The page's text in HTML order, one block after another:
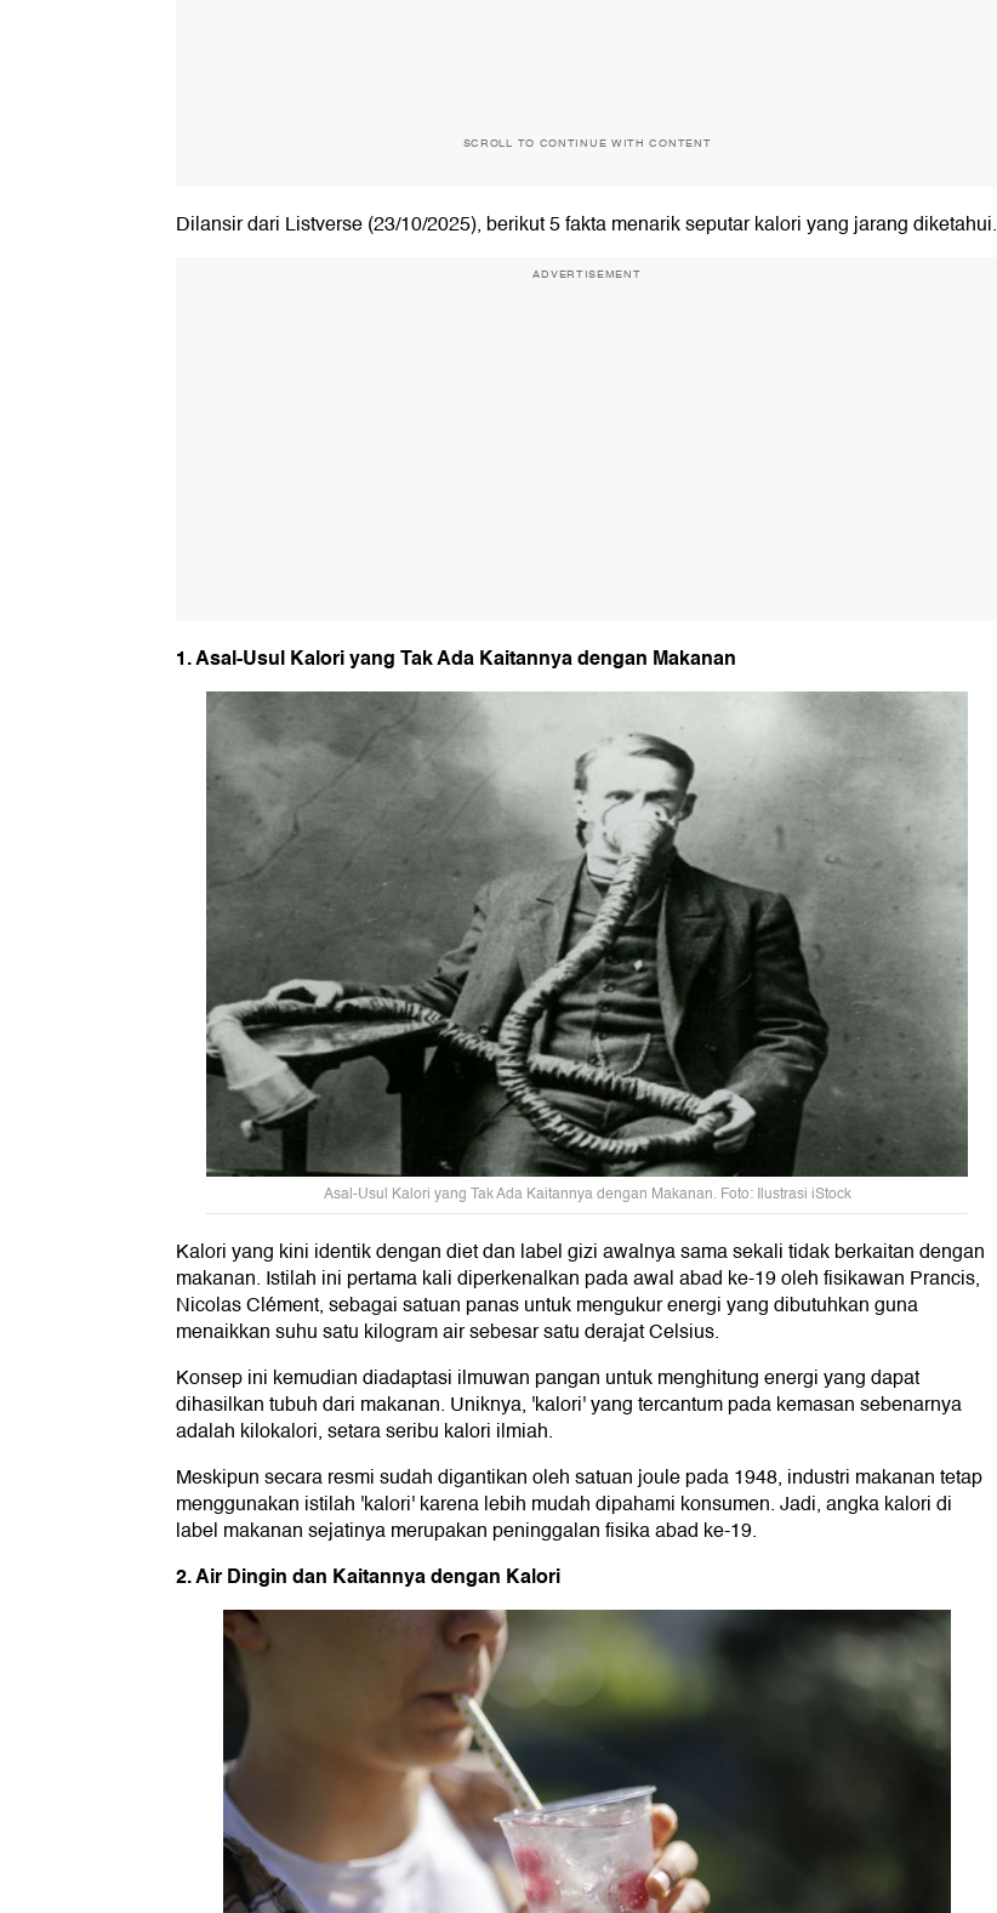
SCROLL TO CONTINUE WITH CONTENT
Dilansir dari Listverse (23/10/2025), berikut 5 fakta menarik seputar kalori yang jarang diketahui.
ADVERTISEMENT
1. Asal-Usul Kalori yang Tak Ada Kaitannya dengan Makanan
Asal-Usul Kalori yang Tak Ada Kaitannya dengan Makanan. Foto: Ilustrasi iStock
Kalori yang kini identik dengan diet dan label gizi awalnya sama sekali tidak berkaitan dengan
makanan. Istilah ini pertama kali diperkenalkan pada awal abad ke-19 oleh fisikawan Prancis,
Nicolas Clément, sebagai satuan panas untuk mengukur energi yang dibutuhkan guna
menaikkan suhu satu kilogram air sebesar satu derajat Celsius.
Konsep ini kemudian diadaptasi ilmuwan pangan untuk menghitung energi yang dapat
dihasilkan tubuh dari makanan. Uniknya, 'kalori' yang tercantum pada kemasan sebenarnya
adalah kilokalori, setara seribu kalori ilmiah.
Meskipun secara resmi sudah digantikan oleh satuan joule pada 1948, industri makanan tetap
menggunakan istilah 'kalori' karena lebih mudah dipahami konsumen. Jadi, angka kalori di
label makanan sejatinya merupakan peninggalan fisika abad ke-19.
2. Air Dingin dan Kaitannya dengan Kalori